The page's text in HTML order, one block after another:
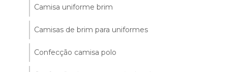
Camisa uniforme brim
Camisas de brim para uniformes
Confecção camisa polo